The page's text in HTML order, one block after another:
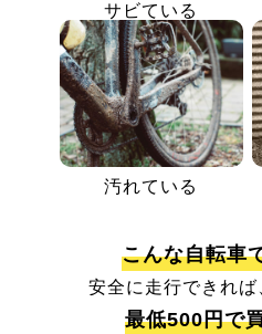
サビている
汚れている
こんな自転車
安全に走行できれ
最低500円で